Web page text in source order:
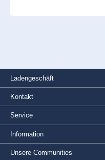
Ladengeschäft
Service
Information
Kontakt
Unsere Communities